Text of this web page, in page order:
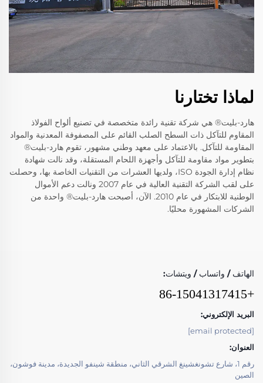
لماذا تختارنا
هارد-بليت® هي شركة تقنية رائدة متخصصة في تصنيع ألواح الفولاذ
المقاوم للتآكل ذات السطح الصلب القائم على المصفوفة المعدنية والمواد
المقاومة للتآكل. بالاعتماد على معهد وطني مشهور، تقوم هارد-بليت®
بتطوير مواد مقاومة للتآكل وأجهزة اللحام المستقلة، وقد نالت شهادة
نظام إدارة الجودة ISO، ولديها العشرات من التقنيات الخاصة بها، وحصلت
على لقب الشركة التقنية العالية في عام 2007 ونالت دعم الأموال
الوطنية للابتكار في عام 2010. الآن، أصبحت هارد-بليت® واحدة من
الشركات المشهورة محليًا.
الهاتف / واتساب / ويتشات:
+86-15041317415
البريد الإلكتروني:
[email protected]
العنوان:
رقم 1، شارع تشونغشينغ الشرقي الثاني، منطقة شينفو الجديدة، مدينة فوشون،
الصين